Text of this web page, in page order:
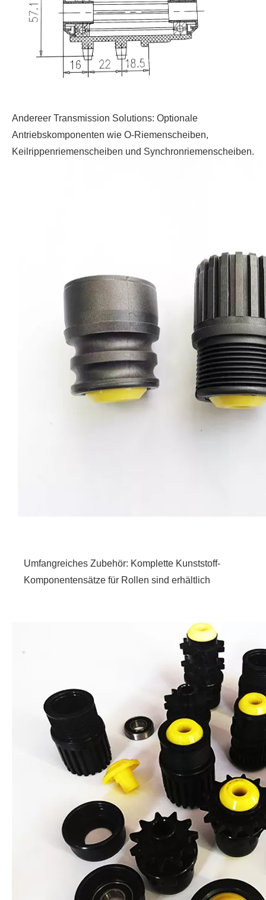
Andereer Transmission Solutions: Optionale
Antriebskomponenten wie O-Riemenscheiben,
Keilrippenriemenscheiben und Synchronriemenscheiben.
Umfangreiches Zubehör: Komplette Kunststoff-
Komponentensätze für Rollen sind erhältlich